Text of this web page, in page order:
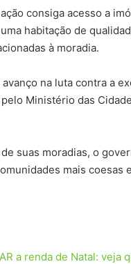
consiga acesso a
habitação de
à moradia.
na luta contra a
Ministério das
suas moradias, o
mais coesas
a renda de Natal: veja